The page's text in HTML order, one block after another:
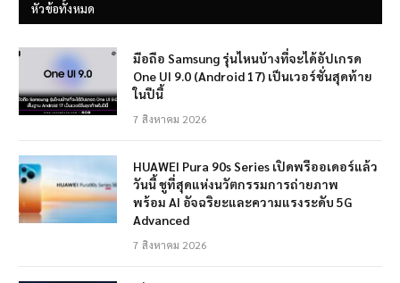
หัวข้อทั้งหมด
มือถือ Samsung รุ่นไหนบ้างที่จะได้อัปเกรด
One UI 9.0 (Android 17) เป็นเวอร์ชั่นสุดท้าย
ในปีนี้
7 สิงหาคม 2026
HUAWEI Pura 90s Series เปิดพรีออเดอร์แล้ว
วันนี้ ชูที่สุดแห่งนวัตกรรมการถ่ายภาพ
พร้อม AI อัจฉริยะและความแรงระดับ 5G
Advanced
7 สิงหาคม 2026